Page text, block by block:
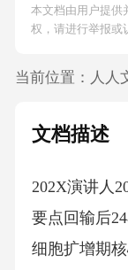
本文档由用户提供
权，请进行举报或
当前位置： 人人
文档描述
202X演讲人
要点回输后
细胞扩增期